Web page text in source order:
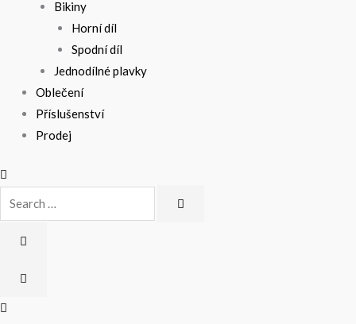
Bikiny
Horní díl
Spodní díl
Jednodílné plavky
Oblečení
Příslušenství
Prodej